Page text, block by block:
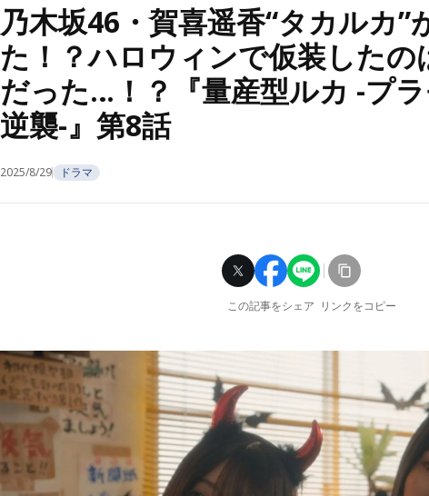
乃木坂46・賀喜遥香“タカルカ”
た！？ハロウィンで仮装したの
だった…！？『量産型ルカ -プ
逆襲-』第8話
2025/8/29 ドラマ
この記事をシェア リンクをコピー